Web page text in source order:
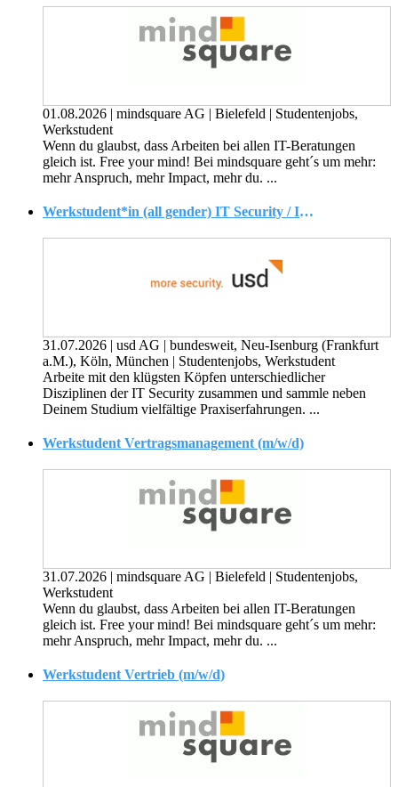
01.08.2026 | mindsquare AG | Bielefeld | Studentenjobs,
Werkstudent
Wenn du glaubst, dass Arbeiten bei allen IT-Beratungen
gleich ist. Free your mind! Bei mindsquare geht´s um mehr:
mehr Anspruch, mehr Impact, mehr du. ...
Werkstudent*in (all gender) IT Security / Informationssicherheit
31.07.2026 | usd AG | bundesweit, Neu-Isenburg (Frankfurt
a.M.), Köln, München | Studentenjobs, Werkstudent
Arbeite mit den klügsten Köpfen unterschiedlicher
Disziplinen der IT Security zusammen und sammle neben
Deinem Studium vielfältige Praxiserfahrungen. ...
Werkstudent Vertragsmanagement (m/w/d)
31.07.2026 | mindsquare AG | Bielefeld | Studentenjobs,
Werkstudent
Wenn du glaubst, dass Arbeiten bei allen IT-Beratungen
gleich ist. Free your mind! Bei mindsquare geht´s um mehr:
mehr Anspruch, mehr Impact, mehr du. ...
Werkstudent Vertrieb (m/w/d)